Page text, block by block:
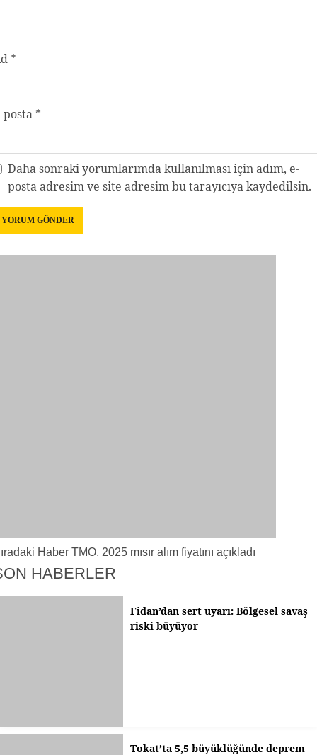
*
posta *
Daha sonraki yorumlarımda kullanılması için adım, e-
posta adresim ve site adresim bu tarayıcıya kaydedilsin.
Haber TMO, 2025 mısır alım fiyatını açıkladı
HABERLER
Fidan’dan sert uyarı: Bölgesel savaş
riski büyüyor
Tokat’ta 5,5 büyüklüğünde deprem